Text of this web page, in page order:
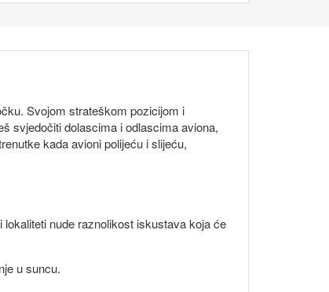
Svojom strateškom pozicijom i
svjedočiti dolascima i odlascima aviona,
kada avioni polijeću i slijeću,
nude raznolikost iskustava koja će
u suncu.